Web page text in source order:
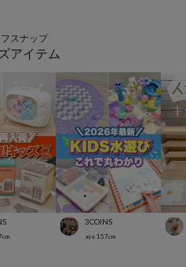
スナップ
アイテム
cm
3COINS
aya 157cm